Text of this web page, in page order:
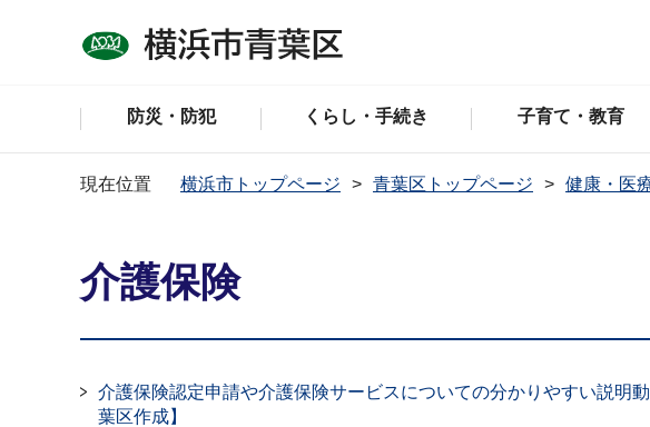
防災・防犯 くらし・手続き 子育て・教育
現在位置 横浜市トップページ 青葉区トップページ 健康・医
介護保険
介護保険認定申請や介護保険サービスについての分かりやすい説明
葉区作成】